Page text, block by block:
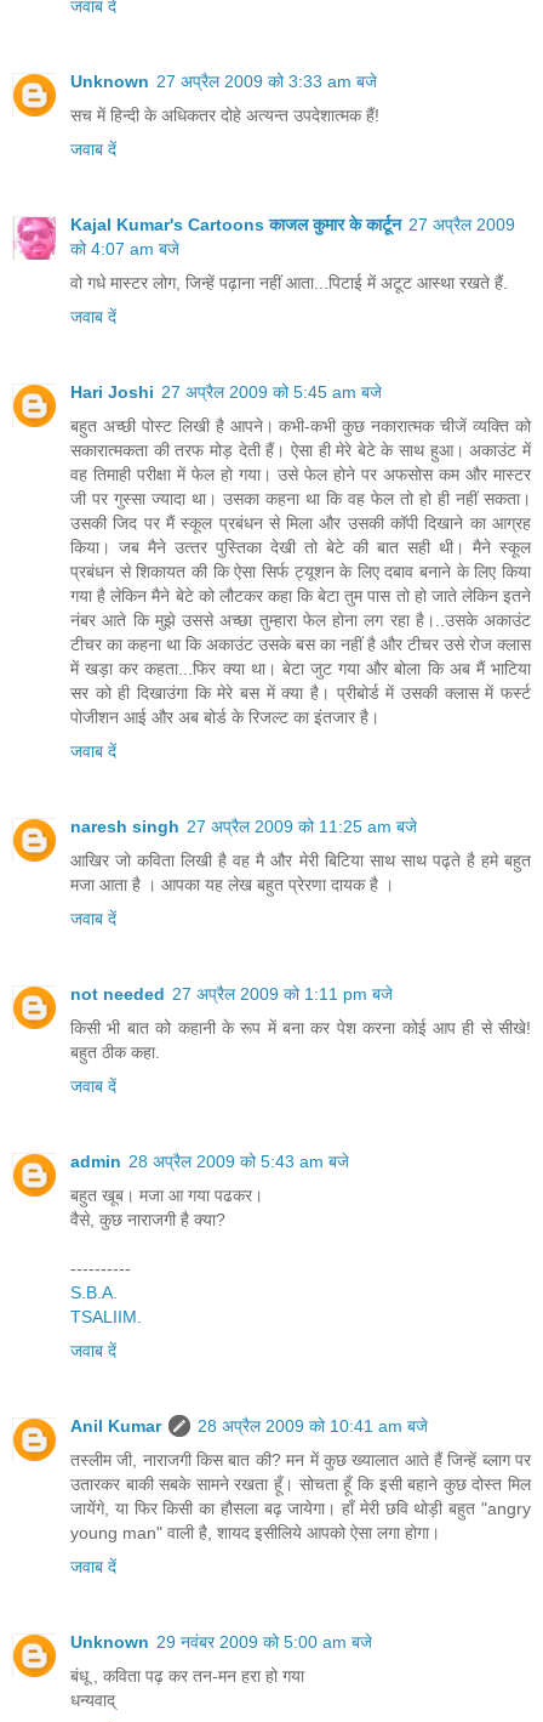
जवाब दें
Unknown 27 अप्रैल 2009 को 3:33 am बजे
सच में हिन्दी के अधिकतर दोहे अत्यन्त उपदेशात्मक हैं!
जवाब दें
Kajal Kumar's Cartoons काजल कुमार के कार्टून 27 अप्रैल 2009
को 4:07 am बजे
वो गधे मास्टर लोग, जिन्हें पढ़ाना नहीं आता...पिटाई में अटूट आस्था रखते हैं.
जवाब दें
Hari Joshi 27 अप्रैल 2009 को 5:45 am बजे
बहुत अच्‍छी पोस्‍ट लिखी है आपने। कभी-कभी कुछ नकारात्‍मक चीजें व्‍यक्ति को
सकारात्‍मकता की तरफ मोड़ देती हैं। ऐसा ही मेरे बेटे के साथ हुआ। अकाउंट में
वह तिमाही परीक्षा में फेल हो गया। उसे फेल होने पर अफसोस कम और मास्‍टर
जी पर गुस्‍सा ज्‍यादा था। उसका कहना था कि वह फेल तो हो ही नहीं सकता।
उसकी जिद पर मैं स्‍कूल प्रबंधन से मिला और उसकी कॉपी दिखाने का आग्रह
किया। जब मैने उत्‍तर पुस्तिका देखी तो बेटे की बात सही थी। मैने स्‍कूल
प्रबंधन से शिकायत की कि ऐसा सिर्फ ट्यूशन के लिए दबाव बनाने के लिए किया
गया है लेकिन मैने बेटे को लौटकर कहा कि बेटा तुम पास तो हो जाते लेकिन इतने
नंबर आते कि मुझे उससे अच्‍छा तुम्‍हारा फेल होना लग रहा है।..उसके अकाउंट
टीचर का कहना था कि अकाउंट उसके बस का नहीं है और टीचर उसे रोज क्‍लास
में खड़ा कर कहता...फिर क्‍या था। बेटा जुट गया और बोला कि अब मैं भाटिया
सर को ही दिखाउंगा कि मेरे बस में क्‍या है। प्रीबोर्ड में उसकी क्‍लास में फर्स्‍ट
पोजीशन आई और अब बोर्ड के रिजल्‍ट का इंतजार है।
जवाब दें
naresh singh 27 अप्रैल 2009 को 11:25 am बजे
आखिर जो कविता लिखी है वह मै और मेरी बिटिया साथ साथ पढ्ते है हमे बहुत
मजा आता है । आपका यह लेख बहुत प्रेरणा दायक है ।
जवाब दें
not needed 27 अप्रैल 2009 को 1:11 pm बजे
किसी भी बात को कहानी के रूप में बना कर पेश करना कोई आप ही से सीखे!
बहुत ठीक कहा.
जवाब दें
admin 28 अप्रैल 2009 को 5:43 am बजे
बहुत खूब। मजा आ गया पढकर।
वैसे, कुछ नाराजगी है क्या?
----------
S.B.A.
TSALIIM.
जवाब दें
Anil Kumar
28 अप्रैल 2009 को 10:41 am बजे
तस्लीम जी, नाराजगी किस बात की? मन में कुछ ख्यालात आते हैं जिन्हें ब्लाग पर
उतारकर बाकी सबके सामने रखता हूँ। सोचता हूँ कि इसी बहाने कुछ दोस्त मिल
जायेंगे, या फिर किसी का हौसला बढ़ जायेगा। हाँ मेरी छवि थोड़ी बहुत "angry
young man" वाली है, शायद इसीलिये आपको ऐसा लगा होगा।
जवाब दें
Unknown 29 नवंबर 2009 को 5:00 am बजे
बंधू , कविता पढ़ कर तन-मन हरा हो गया
धन्यवाद्